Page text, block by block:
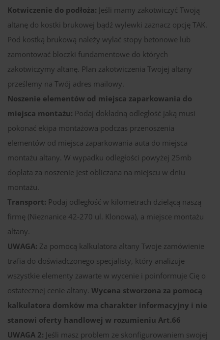
Kotwiczenie do podłoża: Jeśli mamy zakotwiczyć Twoją
altanę do kostki brukowej bądź wylewki zaznacz opcję TAK.
Pod kostką brukową należy wylać stopy betonowe lub
zamontować bloczki fundamentowe do których
zakotwiczymy altanę. Plan zakotwiczenia Twojej altany
prześlemy na Twój adres mailowy.
Noszenie elementów od miejsca zaparkowania do
miejsca montażu: Podaj dokładną odległość jaką musi
pokonać ekipa montażowa podczas przenoszenia
elementów od miejsca zaparkowania auta do miejsca
montażu altany. W wypadku odległości powyżej 25mb
dopłata za noszenie jest obliczana na miejscu w dniu
montażu.
Transport: Podaj odległość w kilometrach dzielącą naszą
firmę (Nieznanice 42-270 ul. Klonowa), a miejsce montażu
altany.
UWAGA: Za pomocą kalkulatora altany Twoje zamówienie
trafia do doświadczonego specjalisty, który analizuje
wszystkie elementy zawarte w wycenie i poinformuje Cię o
ostatecznej cenie altany. Wycena stworzona za pomocą
kalkulatora domków ma charakter informacyjny i nie
stanowi oferty handlowej w rozumieniu Art.66
UWAGA 2: Jeśli masz problem ze skonfigurowaniem swojej